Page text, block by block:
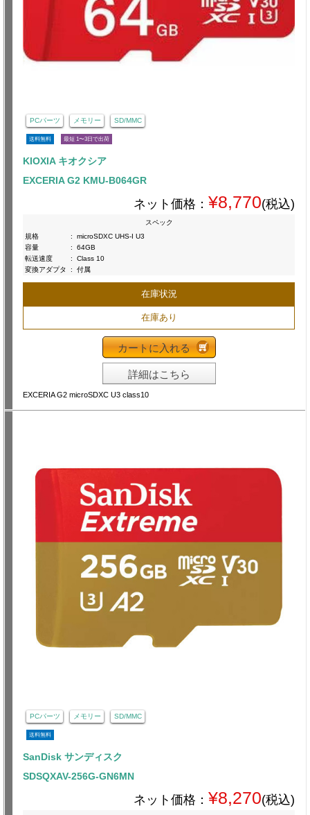
PCパーツ メモリー SD/MMC
送料無料 最短 1〜3日で出荷
KIOXIA キオクシア
EXCERIA G2 KMU-B064GR
ネット価格： ¥8,770(税込)
スペック
規格
:
microSDXC UHS-I U3
容量
:
64GB
転送速度
:
Class 10
変換アダプタ
: 付属
在庫状況
在庫あり
カートに入れる
詳細はこちら
EXCERIA G2 microSDXC U3 class10
PCパーツ メモリー SD/MMC
送料無料
SanDisk サンディスク
SDSQXAV-256G-GN6MN
ネット価格： ¥8,270(税込)